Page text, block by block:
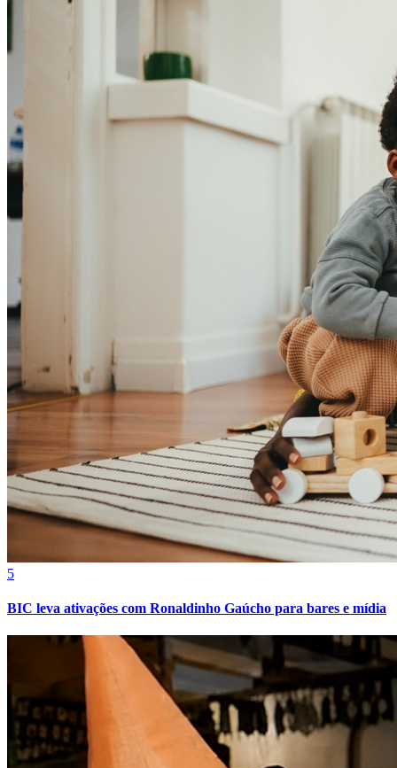
5
BIC leva ativações com Ronaldinho Gaúcho para bares e mídia